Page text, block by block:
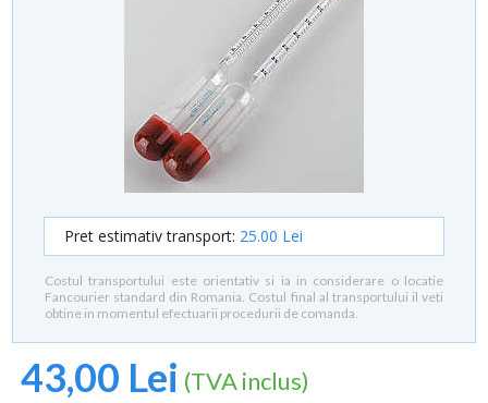
Pret estimativ transport: 25.00 Lei
Costul transportului este orientativ si ia in considerare o locatie
Fancourier standard din Romania. Costul final al transportului il veti
obtine in momentul efectuarii procedurii de comanda.
43,00 Lei (TVA inclus)